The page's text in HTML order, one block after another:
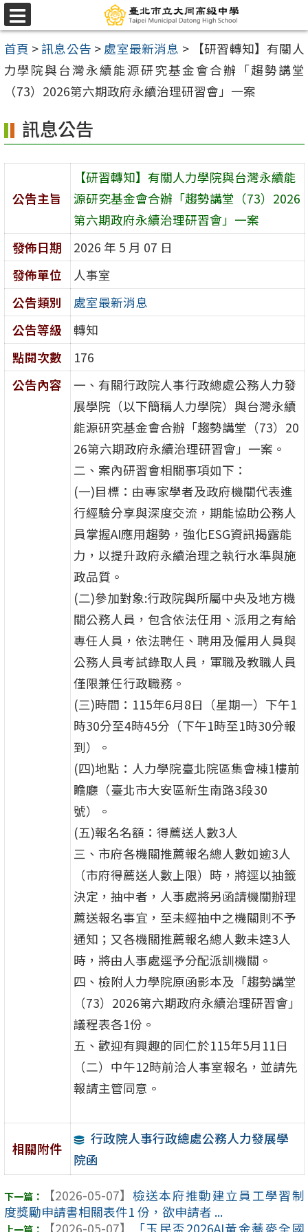
跳
至
主
要
區
選
單
首頁 >訊息公告 > 處室最新消息 >
【研習轉知】有關人
力學院與台灣永續能源研究基金會合辦「趨勢講堂
（73）2026第六期政府永續治理研習會」一案
訊息公告
公告主旨
【研習轉知】有關人力學院與台灣永續能
源研究基金會合辦「趨勢講堂（73）2026
第六期政府永續治理研習會」一案
發佈日期
2026 年 5 月 07 日
發佈單位
人事室
公告類別
處室最新消息
公告等級
轉知
點閱次數
176
公告內容
一、有關行政院人事行政總處公務人力發
展學院（以下簡稱人力學院）與台灣永續
能源研究基金會合辦「趨勢講堂（73）20
26第六期政府永續治理研習會」一案。
二、案內研習會相關事項如下：
(一)目標：由專家學者及政府機關代表進
行經驗分享與深度交流，期能協助公務人
員掌握AI應用趨勢，強化ESG資訊揭露能
力，以提升政府永續治理之執行水準與施
政品質。
(二)參加對象:行政院與所屬中央及地方機
關公務人員，包含依法任用、派用之有給
專任人員，依法聘任、聘用及僱用人員與
公務人員考試錄取人員，軍職及教職人員
僅限兼任行政職務。
(三)時間：115年6月8日（星期一）下午1
時30分至4時45分（下午1時至1時30分報
到）。
(四)地點：人力學院臺北院區集會棟1樓前
瞻廳（臺北市大安區新生南路3段30
號）。
(五)報名名額：得薦送人數3人
三、市府各機關推薦報名總人數如逾3人
（市府得薦送人數上限）時，將逕以抽籤
決定，抽中者，人事處將另函請機關辦理
薦送報名事宜，至未經抽中之機關則不予
通知；又各機關推薦報名總人數未達3人
時，將由人事處逕予分配派訓機關。
四、檢附人力學院原函影本及「趨勢講堂
（73）2026第六期政府永續治理研習會」
議程表各1份。
五、歡迎有興趣的同仁於115年5月11日
（二）中午12時前洽人事室報名，並請先
報請主管同意。
相關附件
行政院人事行政總處公務人力發展學
院函
【2026-05-07】 檢送本府推動建立員工學習制
度獎勵申請書相關表件1 份，欲申請者 ...
【2026-05-07】
「玉民盃2026AI黃金蕎麥全國